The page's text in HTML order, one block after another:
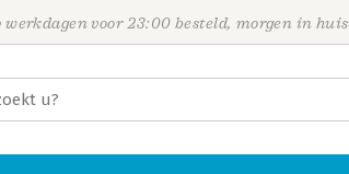
werkdagen voor 23:00 besteld, morgen in huis